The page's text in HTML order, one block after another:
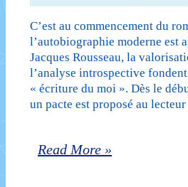
grain
ne
meurt
(1926)
Gide
C’est au commencement du
l’autobiographie moderne est
Jacques Rousseau, la
l’analyse introspective
« écriture du moi ». Dès le
un pacte est proposé au
L’autobiographie
Read More »